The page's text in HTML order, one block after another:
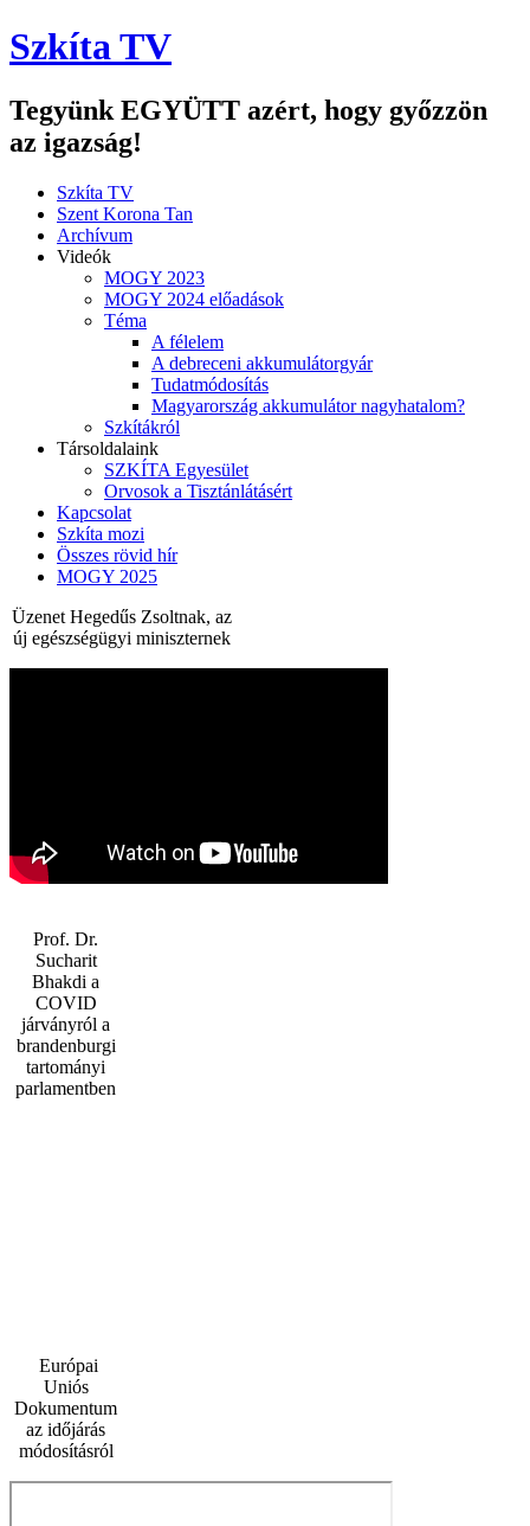
Szkíta TV
Tegyünk EGYÜTT azért, hogy győzzön
az igazság!
Szkíta TV
Szent Korona Tan
Archívum
Videók
MOGY 2023
MOGY 2024 előadások
Téma
A félelem
A debreceni akkumulátorgyár
Tudatmódosítás
Magyarország akkumulátor nagyhatalom?
Szkítákról
Társoldalaink
SZKÍTA Egyesület
Orvosok a Tisztánlátásért
Kapcsolat
Szkíta mozi
Összes rövid hír
MOGY 2025
Üzenet Hegedűs Zsoltnak, az
új egészségügyi miniszternek
Prof. Dr.
Sucharit
Bhakdi a
COVID
járványról a
brandenburgi
tartományi
parlamentben
Európai
Uniós
Dokumentum
az időjárás
módosításról